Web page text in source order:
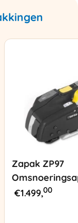
Zapak ZP97
€1.499,00